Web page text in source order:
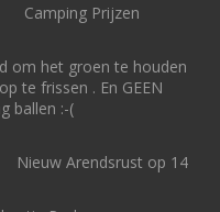
Camping Prijzen
om het groen te houden
te frissen . En GEEN
ballen :-(
Nieuw Arendsrust op 14